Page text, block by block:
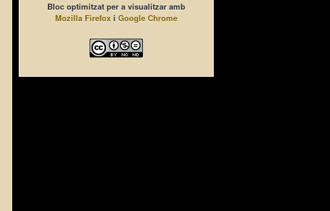
Bloc optimitzat per a visualitzar amb
Mozilla Firefox i Google Chrome